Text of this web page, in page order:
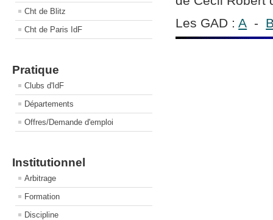
Cht de Blitz
Cht de Paris IdF
Pratique
Clubs d'IdF
Départements
Offres/Demande d'emploi
Institutionnel
Arbitrage
Formation
Discipline
Les GAD :A -